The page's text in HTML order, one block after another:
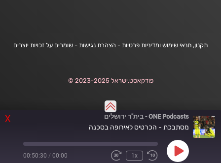
X ONE Podcasts - בית"ר ירושלים
מסתבכת - הכרטיס לאירופה בסכנה
Play
Rewind
1x
Fast
00:00
/
00:50:30
תקנון, תנאי שימוש ומדיניות פרטיות - הצהרת נגישות - שומרים על זכויות יוצרים
פודקאסט.ישראל 2023-2025 ©